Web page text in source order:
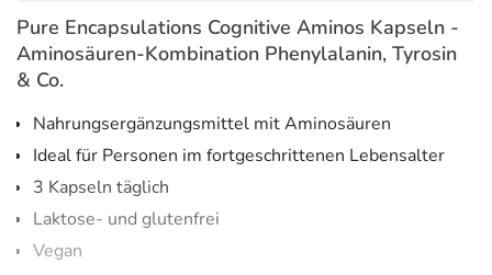
Pure Encapsulations Cognitive Aminos Kapseln -
Aminosäuren-Kombination Phenylalanin, Tyrosin
& Co.
Nahrungsergänzungsmittel mit Aminosäuren
Ideal für Personen im fortgeschrittenen Lebensalter
3 Kapseln täglich
Laktose- und glutenfrei
Vegan